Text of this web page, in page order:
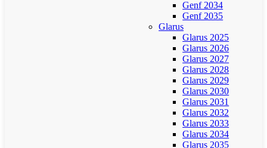
Genf 2034
Genf 2035
Glarus
Glarus 2025
Glarus 2026
Glarus 2027
Glarus 2028
Glarus 2029
Glarus 2030
Glarus 2031
Glarus 2032
Glarus 2033
Glarus 2034
Glarus 2035